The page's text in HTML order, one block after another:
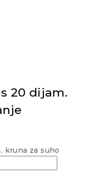
20 dijam.
kruna za suho